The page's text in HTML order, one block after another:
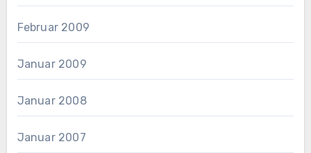
Februar 2009
Januar 2009
Januar 2008
Januar 2007